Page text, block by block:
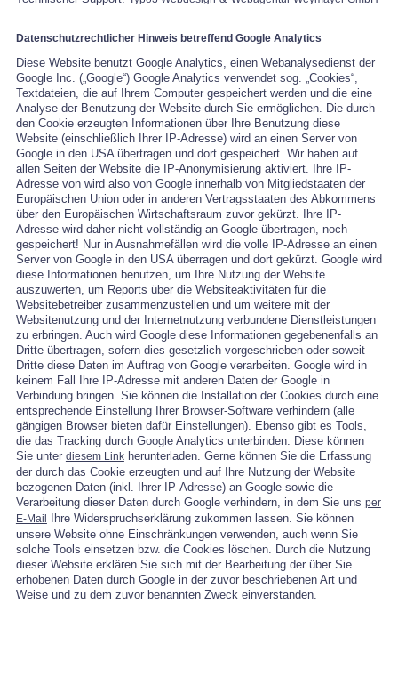
Datenschutzrechtlicher Hinweis betreffend Google Analytics
Diese Website benutzt Google Analytics, einen Webanalysedienst der
Google Inc. („Google“) Google Analytics verwendet sog. „Cookies“,
Textdateien, die auf Ihrem Computer gespeichert werden und die eine
Analyse der Benutzung der Website durch Sie ermöglichen. Die durch
den Cookie erzeugten Informationen über Ihre Benutzung diese
Website (einschließlich Ihrer IP-Adresse) wird an einen Server von
Google in den USA übertragen und dort gespeichert. Wir haben auf
allen Seiten der Website die IP-Anonymisierung aktiviert. Ihre IP-
Adresse von wird also von Google innerhalb von Mitgliedstaaten der
Europäischen Union oder in anderen Vertragsstaaten des Abkommens
über den Europäischen Wirtschaftsraum zuvor gekürzt. Ihre IP-
Adresse wird daher nicht vollständig an Google übertragen, noch
gespeichert! Nur in Ausnahmefällen wird die volle IP-Adresse an einen
Server von Google in den USA überragen und dort gekürzt. Google wird
diese Informationen benutzen, um Ihre Nutzung der Website
auszuwerten, um Reports über die Websiteaktivitäten für die
Websitebetreiber zusammenzustellen und um weitere mit der
Websitenutzung und der Internetnutzung verbundene Dienstleistungen
zu erbringen. Auch wird Google diese Informationen gegebenenfalls an
Dritte übertragen, sofern dies gesetzlich vorgeschrieben oder soweit
Dritte diese Daten im Auftrag von Google verarbeiten. Google wird in
keinem Fall Ihre IP-Adresse mit anderen Daten der Google in
Verbindung bringen. Sie können die Installation der Cookies durch eine
entsprechende Einstellung Ihrer Browser-Software verhindern (alle
gängigen Browser bieten dafür Einstellungen). Ebenso gibt es Tools,
die das Tracking durch Google Analytics unterbinden. Diese können
Sie unter diesem Linkherunterladen. Gerne können Sie die Erfassung
der durch das Cookie erzeugten und auf Ihre Nutzung der Website
bezogenen Daten (inkl. Ihrer IP-Adresse) an Google sowie die
Verarbeitung dieser Daten durch Google verhindern, in dem Sie uns per
E-Mail
Ihre Widerspruchserklärung zukommen lassen. Sie können
unsere Website ohne Einschränkungen verwenden, auch wenn Sie
solche Tools einsetzen bzw. die Cookies löschen. Durch die Nutzung
dieser Website erklären Sie sich mit der Bearbeitung der über Sie
erhobenen Daten durch Google in der zuvor beschriebenen Art und
Weise und zu dem zuvor benannten Zweck einverstanden.